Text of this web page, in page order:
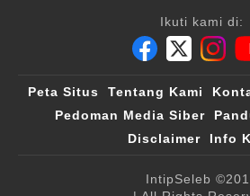
Ikuti kami di:
Peta Situs Tentang Kami
Pedoman Media Siber
Disclaimer
Info
IntipSeleb